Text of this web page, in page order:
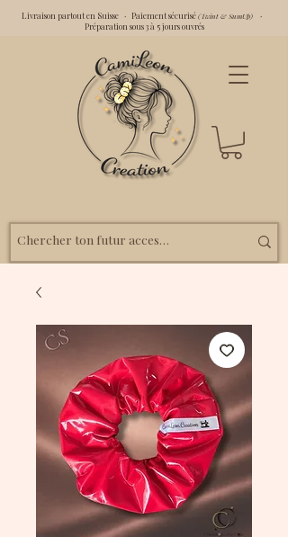
Livraison partout en Suisse · Paiement sécurisé(Twint & SumUp)
·
Préparation sous 3 à 5 jours ouvrés